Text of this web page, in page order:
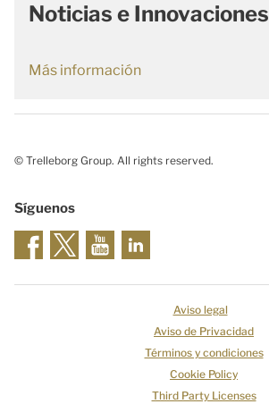
Noticias e Innovaciones
Más información
© Trelleborg Group. All rights reserved.
Síguenos
Aviso legal
Aviso de Privacidad
Términos y condiciones
Cookie Policy
Third Party Licenses